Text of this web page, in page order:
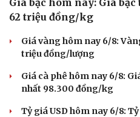
62 triệu đồng/kg
Giá vàng hôm nay 6/8:
triệu đồng/lượng
Giá cà phê hôm nay 6/8:
nhất 98.300 đồng/kg
Tỷ giá USD hôm nay 6/8: